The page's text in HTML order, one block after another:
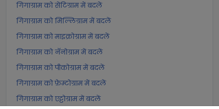
गिगाग्राम को सेंटिग्राम में बदलें
गिगाग्राम को मिल्लिग्राम में बदलें
गिगाग्राम को माइक्रोग्राम में बदलें
गिगाग्राम को नॅनोग्राम में बदलें
गिगाग्राम को पीकोग्राम में बदलें
गिगाग्राम को फ़ेम्टोग्राम में बदलें
गिगाग्राम को एट्टोग्राम में बदलें